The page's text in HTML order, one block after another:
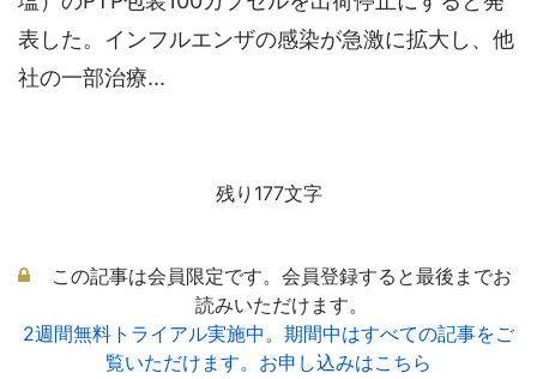
表した。インフルエンザの感染が急激に拡大し、他
社の一部治療...
残り177文字
この記事は会員限定です。会員登録すると最後までお
読みいただけます。
2週間無料トライアル実施中。期間中はすべての記事をご
覧いただけます。お申し込みはこちら